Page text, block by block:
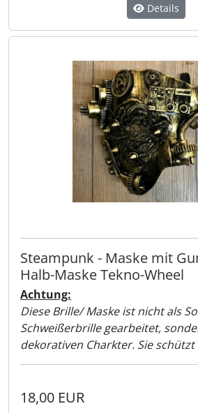
Details
Steampunk - Maske mit
Halb-Maske Tekno-Wheel
Achtung:
Diese Brille/ Maske ist nicht als
Schweißerbrille gearbeitet,
dekorativen Charkter. Sie
Sonnenlicht noch vor der
18,00 EUR